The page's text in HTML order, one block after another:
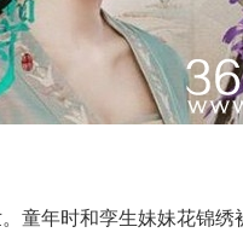
童年时和孪生妹妹花锦